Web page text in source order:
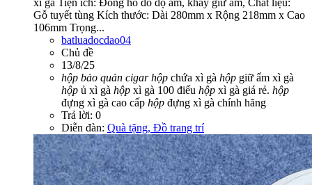
xì gà Tiện ích: Đồng hồ đo độ ẩm, khay giữ ẩm, Chất liệu:
Gỗ tuyết tùng Kích thước: Dài 280mm x Rộng 218mm x Cao
106mm Trọng...
batluadocdao04
Chủ đề
13/8/25
hộp bảo quản cigar hộp chứa xì gà hộp giữ ẩm xì gà
hộp ủ xì gà hộp xì gà 100 điếu hộp xì gà giá rẻ. hộp
đựng xì gà cao cấp hộp đựng xì gà chính hãng
Trả lời: 0
Diễn đàn: Quà tặng, Đồ trang trí